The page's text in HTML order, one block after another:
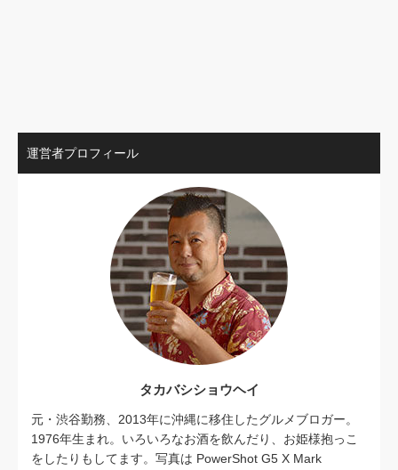
運営者プロフィール
タカバシショウヘイ
元・渋谷勤務、2013年に沖縄に移住したグルメブロガー。
1976年生まれ。いろいろなお酒を飲んだり、お姫様抱っこ
をしたりもしてます。写真は PowerShot G5 X Mark